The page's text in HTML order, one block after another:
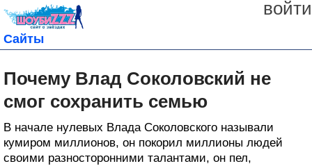
войти
Сайты
Почему Влад Соколовский не
смог сохранить семью
В начале нулевых Влада Соколовского называли
кумиром миллионов, он покорил миллионы людей
своими разносторонними талантами, он пел,